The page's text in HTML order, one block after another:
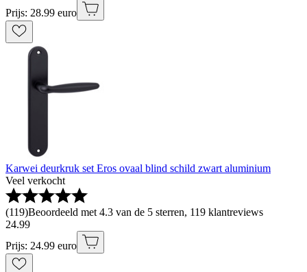
Prijs: 28.99 euro
Karwei deurkruk set Eros ovaal blind schild zwart aluminium
Veel verkocht
(119)Beoordeeld met 4.3 van de 5 sterren, 119 klantreviews
24.99
Prijs: 24.99 euro